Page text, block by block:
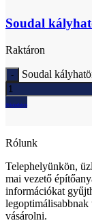
Soudal
Raktáron
Soudal
Ajánlatkérés
Rólunk
Telephelyünkön,
mai vezető
információkat
vásárolni.